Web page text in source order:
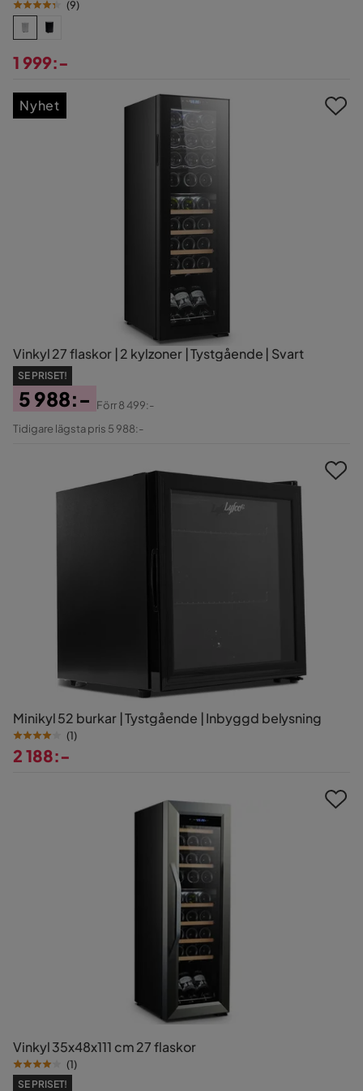
(9)
1 999:-
Vinkyl 27 flaskor | 2 kylzoner | Tystgående | Svart
SE PRISET!
Pris
5 988:-
Original
Förr8 499:-
Tidigare lägsta pris 5 988:-
Nyhet
Minikyl 52 burkar | Tystgående | Inbyggd belysning
(1)
2 188:-
Vinkyl 35x48x111 cm 27 flaskor
(1)
SE PRISET!